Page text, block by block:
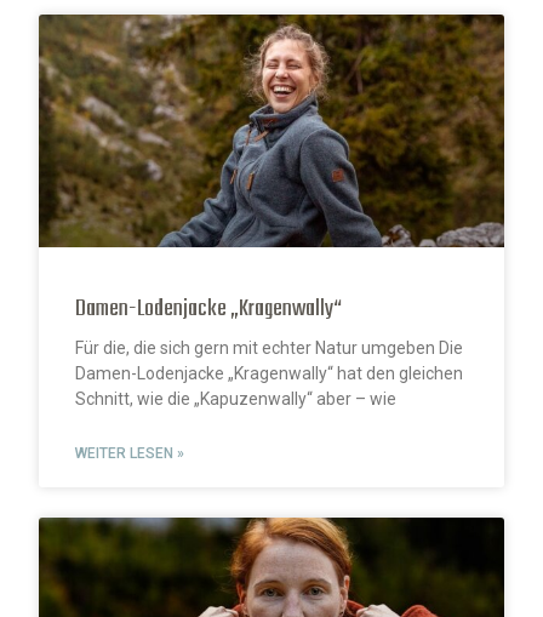
Damen-Lodenjacke „Kragenwally“
Für die, die sich gern mit echter Natur umgeben Die
Damen-Lodenjacke „Kragenwally“ hat den gleichen
Schnitt, wie die „Kapuzenwally“ aber – wie
WEITER LESEN »